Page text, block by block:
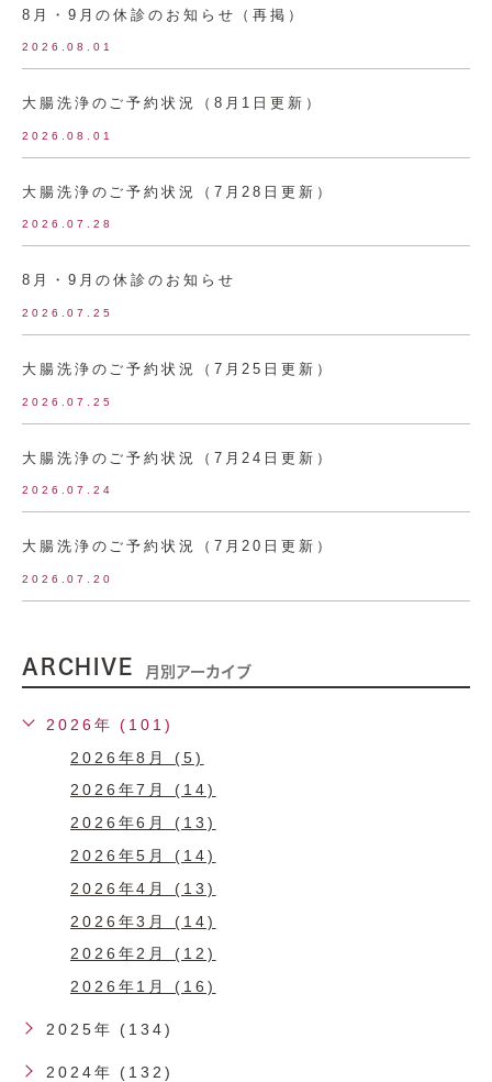
8月・9月の休診のお知らせ（再掲）
2026.08.01
大腸洗浄のご予約状況（8月1日更新）
2026.08.01
大腸洗浄のご予約状況（7月28日更新）
2026.07.28
8月・9月の休診のお知らせ
2026.07.25
大腸洗浄のご予約状況（7月25日更新）
2026.07.25
大腸洗浄のご予約状況（7月24日更新）
2026.07.24
大腸洗浄のご予約状況（7月20日更新）
2026.07.20
ARCHIVE 月別アーカイブ
2026年 (101)
2026年8月 (5)
2026年7月 (14)
2026年6月 (13)
2026年5月 (14)
2026年4月 (13)
2026年3月 (14)
2026年2月 (12)
2026年1月 (16)
2025年 (134)
2024年 (132)